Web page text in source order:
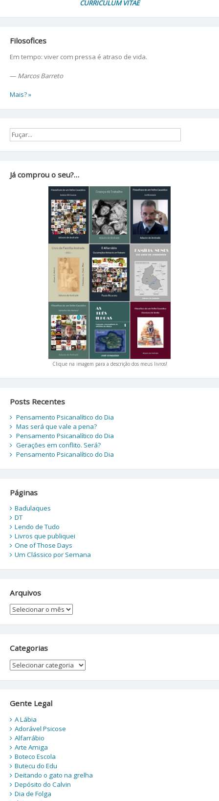
CURRICULUM VITAE
Filosofices
Em tempo: viver com pressa é atraso de vida.
— Marcos Barreto
Mais? »
Já comprou o seu?…
Clique na imagem para a descrição dos meus livros!
Posts Recentes
Pensamento Psicanalítico do Dia
Mas será que vale a pena?
Pensamento Psicanalítico do Dia
Gerações em conflito. Será?
Pensamento Psicanalítico do Dia
Páginas
Badulaques
DT
Lendo de Tudo
Livros que publiquei
One of Those Days
Um Clássico por Semana
Arquivos
Arquivos
Categorias
Categorias
Gente Legal
A Lábia
Adorável Psicose
Alfarrábio
Arte Amiga
Boteco Escola
Butecu do Edu
Deitando o gato na grelha
Depósito do Calvin
Dia de Folga